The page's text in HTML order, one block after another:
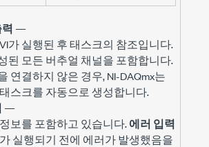
—
가 실행된 후 태스크의 참조입니다.
된 모든 버추얼 채널을 포함합니다.
연결하지 않은 경우, NI-DAQmx는
스크를 자동으로 생성합니다.
—
보를 포함하고 있습니다.에러 입력
실행되기 전에 에러가 발생했음을